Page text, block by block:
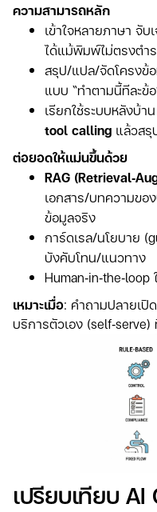
ความสามารถหลัก
เข้าใจหลายภาษา จั
ได้แม้พิมพ์ไม่ตรงตำ
สรุป/แปล/จัดโครงข้
แบบ “ทำตามนี้ทีละข้
เรียกใช้ระบบหลังบ้า
tool calling แล้วสรุ
ต่อยอดให้แม่นขึ้นด้วย
RAG
เอกสาร/บทความขอ
ข้อมูลจริง
การ์ดเรล/นโยบาย
บังคับโทน/แนวทาง
เหมาะเมื่อ: คำถามปลายเปิ
บริการตัวเอง
เปรียบเทียบ